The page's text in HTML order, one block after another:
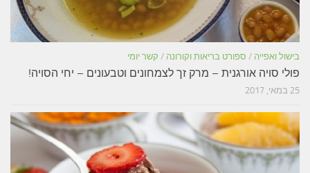
בישול ואפייה / ספורט בריאות וקורונה / קשר יומי
פולי סויה אורגנית – מרק זך לצמחונים וטבעונים – יחי הסויה!
25 במאי, 2017